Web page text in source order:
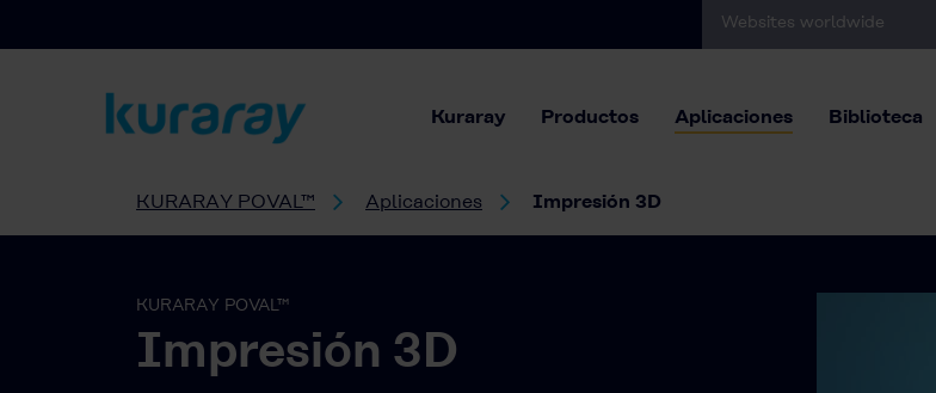
Websites worldwide
Kuraray Productos Aplicaciones Biblioteca
KURARAY POVAL™ Aplicaciones Impresión 3D
KURARAY POVAL™
Impresión 3D